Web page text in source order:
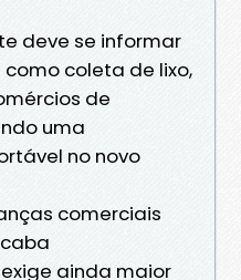
deve se informar
coleta de lixo,
de
uma
no novo
comerciais
ainda maior